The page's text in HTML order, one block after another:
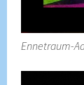
Ennetraum-